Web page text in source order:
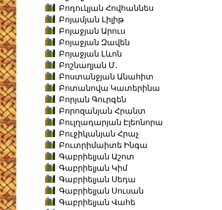
Բոդուկյան Հովհաննես
Բոյամյան Լիլիթ
Բոյաջյան Արուս
Բոյաջյան Զավեն
Բոյաջյան Լևոն
Բոշնաղյան Մ․
Բոստանջյան Անահիտ
Բոտանովա Կատերինա
Բորյան Գուրգեն
Բորոզանյան Հրանտ
Բուլղադարյան Էլեոնորա
Բուջիկանյան Հրաչ
Բուտրիմաիտե Ինգա
Գաբրիելյան Աշոտ
Գաբրիելյան Կիմ
Գաբրիելյան Սեդա
Գաբրիելյան Սուսան
Գաբրիելյան Վահե